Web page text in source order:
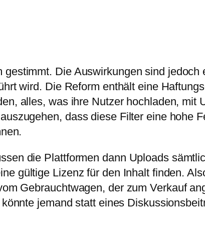
Die Auswirkungen sind
wird. Die Reform enthält eine
alles, was ihre Nutzer hochladen, mit
dass diese Filter eine hohe
die Plattformen dann Uploads
gültige Lizenz für den Inhalt finden.
Gebrauchtwagen, der zum Verkauf
jemand statt eines